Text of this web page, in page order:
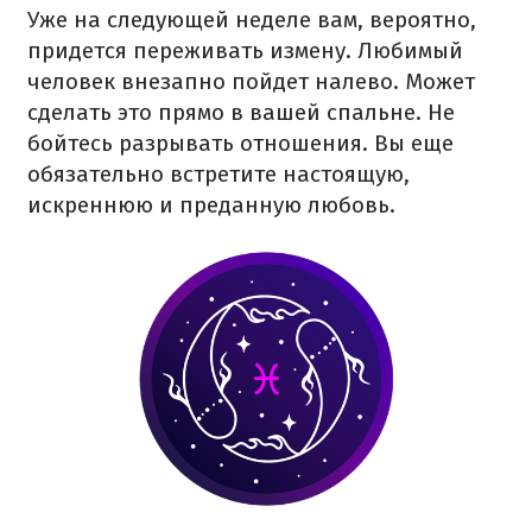
Уже на следующей неделе вам, вероятно,
придется переживать измену. Любимый
человек внезапно пойдет налево. Может
сделать это прямо в вашей спальне. Не
бойтесь разрывать отношения. Вы еще
обязательно встретите настоящую,
искреннюю и преданную любовь.